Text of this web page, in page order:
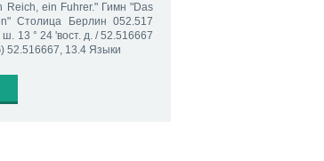
Reich, ein Fuhrer." Гимн "Das
Столица Берлин 052.517
13 ° 24 'вост. д. / 52.516667
52.516667, 13.4 Языки